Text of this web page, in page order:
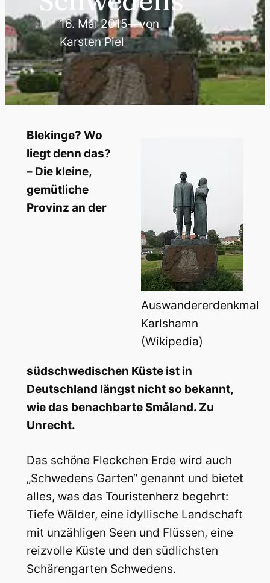
16. Mai 2015—von
Karsten Piel
Auswandererdenkmal
Karlshamn
(Wikipedia)
Blekinge? Wo
liegt denn das?
– Die kleine,
gemütliche
Provinz an der
südschwedischen Küste ist in
Deutschland längst nicht so bekannt,
wie das benachbarte Småland. Zu
Unrecht.
Das schöne Fleckchen Erde wird auch
„Schwedens Garten“ genannt und bietet
alles, was das Touristenherz begehrt:
Tiefe Wälder, eine idyllische Landschaft
mit unzähligen Seen und Flüssen, eine
reizvolle Küste und den südlichsten
Schärengarten Schwedens.